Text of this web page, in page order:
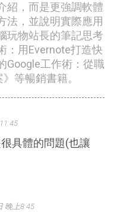
紹，而是更強調軟體
法，並說明實際應用
玩物站長的筆記思考
：用Evernote打造快
Google工作術：從職
等暢銷書籍。
具體的問題(也讓
晚上8:45